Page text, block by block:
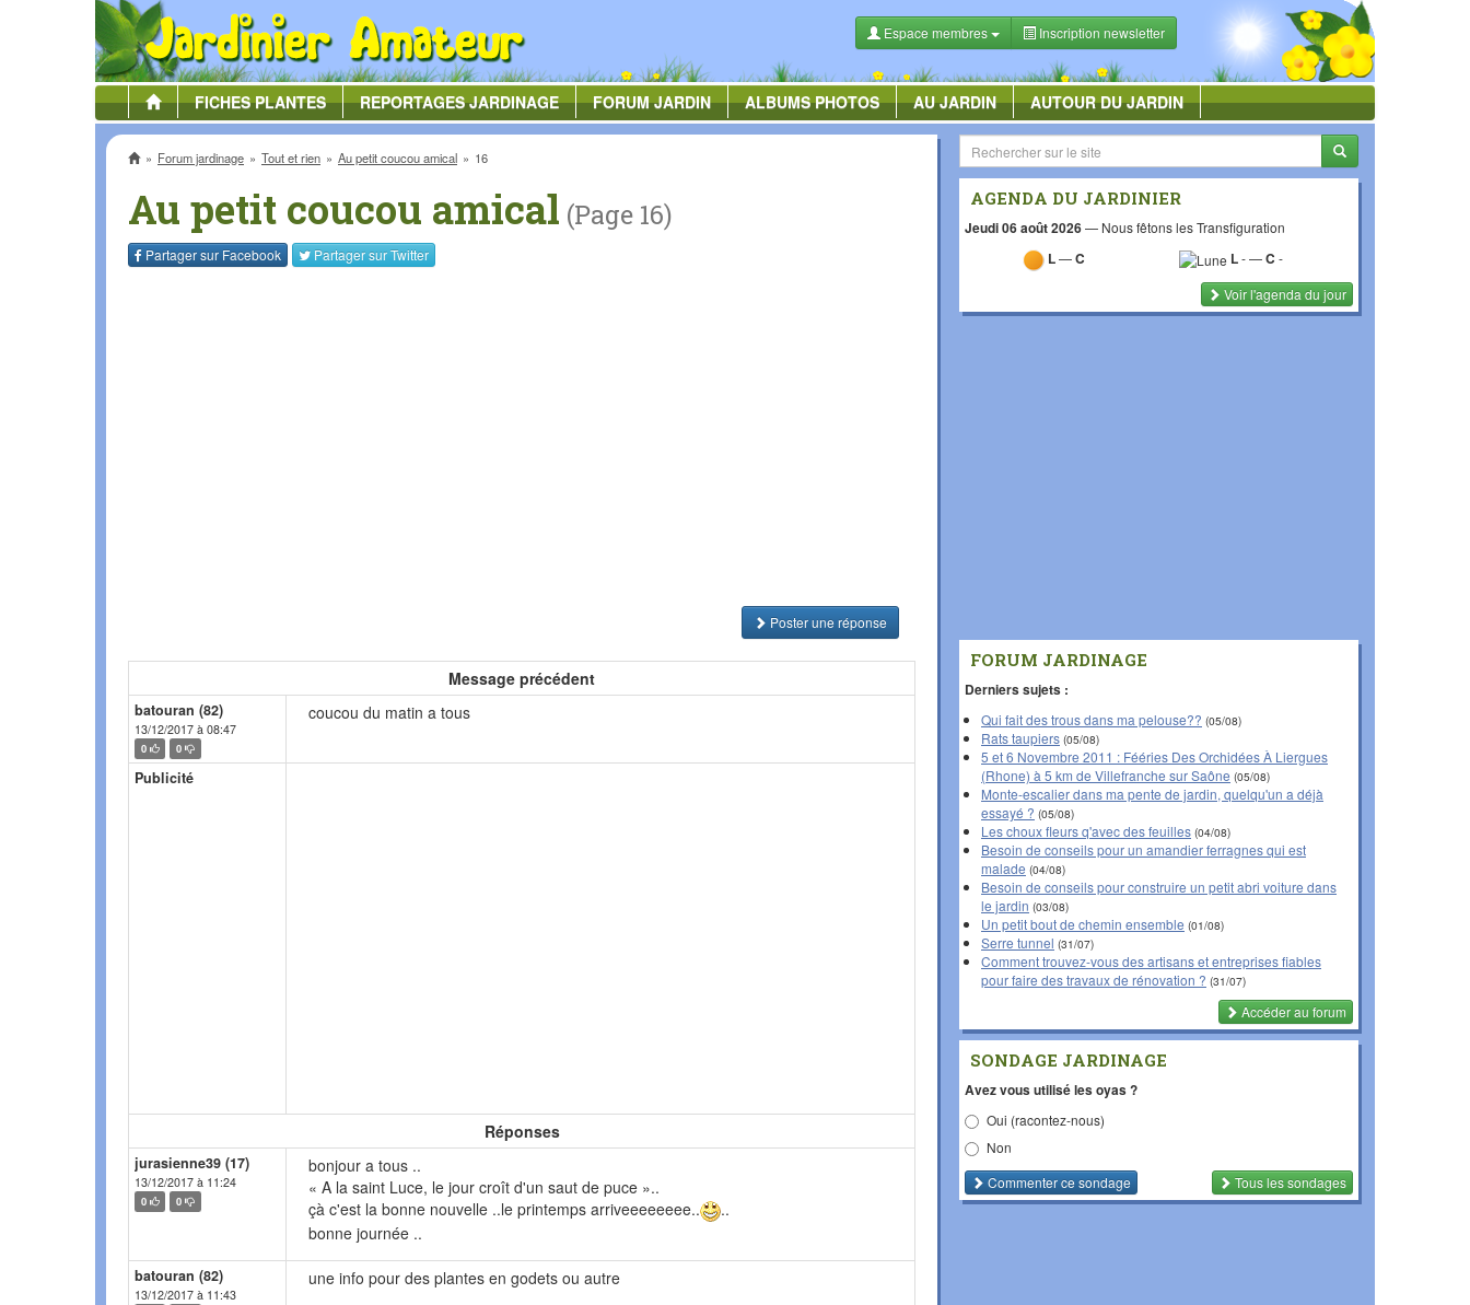
Espace membres Inscription newsletter
FICHESPLANTES REPORTAGESJARDINAGE FORUMJARDIN ALBUMSPHOTOS AU JARDIN AUTOUR DU JARDIN
AccueilForum jardinage Tout et rien Au petit coucou amical 16
Au petit coucou amical (Page 16)
Partager sur Facebook Partager surTwitter
Poster une réponse
Message précédent
batouran (82)
13/12/2017 à 08:47
0 0
coucou du matin a tous
Publicité
Réponses
jurasienne39 (17)
13/12/2017 à 11:24
0 0
bonjour a tous ..
« A la saint Luce, le jour croît d'un saut de puce »..
çà c'est la bonne nouvelle ..le printemps arriveeeeeeee..
..
bonne journée ..
batouran (82)
13/12/2017 à 11:43
une info pour des plantes en godets ou autre
AGENDA DU JARDINIER
Jeudi 06 août 2026— Nous fêtons les Transfiguration
L—C L-—C-
Voir l'agenda du jour
FORUM JARDINAGE
Derniers sujets :
Qui fait des trous dans ma pelouse?? (05/08)
Rats taupiers (05/08)
5 et 6 Novembre 2011 : Fééries Des Orchidées À Liergues
(Rhone) à 5 km de Villefranche sur Saône (05/08)
Monte-escalier dans ma pente de jardin, quelqu'un a déjà
essayé ? (05/08)
Les choux fleurs q'avec des feuilles (04/08)
Besoin de conseils pour un amandier ferragnes qui est
malade (04/08)
Besoin de conseils pour construire un petit abri voiture dans
le jardin (03/08)
Un petit bout de chemin ensemble (01/08)
Serre tunnel (31/07)
Comment trouvez-vous des artisans et entreprises fiables
pour faire des travaux de rénovation ? (31/07)
Accéder au forum
SONDAGE JARDINAGE
Avez vous utilisé les oyas ?
Oui (racontez-nous)
Non
Commenterce sondage Tous les sondages